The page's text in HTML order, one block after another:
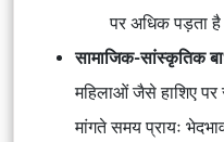
पर अधिक पड़ता
सामाजिक-सांस्कृतिक
महिलाओं जैसे हाशिए पर
मांगते समय प्रायः